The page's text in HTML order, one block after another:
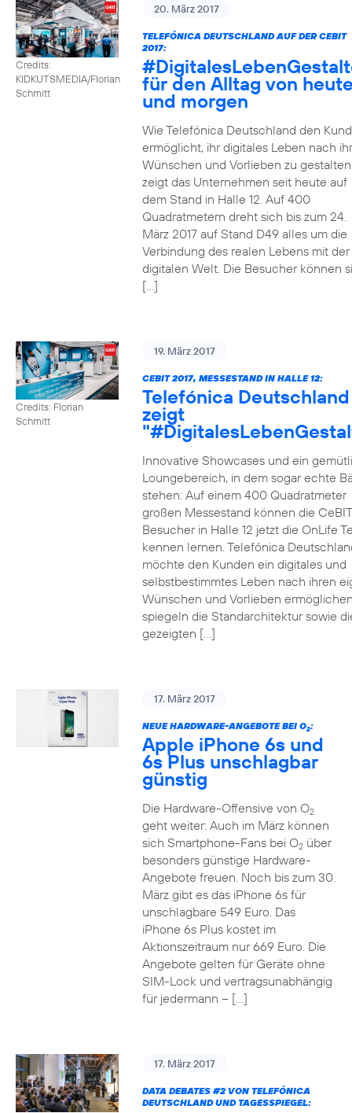
Credits:
KIDKUTSMEDIA/Florian
Schmitt
20. März 2017
TELEFÓNICA DEUTSCHLAND AUF DER CEBIT
2017:
für den Alltag von
und morgen
Wie Telefónica Deutschland den
ermöglicht, ihr digitales Leben nach
Wünschen und Vorlieben zu
zeigt das Unternehmen seit heute auf
dem Stand in Halle 12. Auf 400
Quadratmetern dreht sich bis zum 24.
März 2017 auf Stand D49 alles um die
Verbindung des realen Lebens mit der
digitalen Welt. Die Besucher können
[…]
Credits: Florian
Schmitt
19. März 2017
CEBIT 2017, MESSESTAND IN HALLE 12:
Telefónica Deutschland
zeigt
Innovative Showcases und ein
Loungebereich, in dem sogar echte
stehen: Auf einem 400 Quadratmeter
großen Messestand können die CeBIT
Besucher in Halle 12 jetzt die OnLife
kennen lernen. Telefónica
möchte den Kunden ein digitales und
selbstbestimmtes Leben nach ihren
Wünschen und Vorlieben
spiegeln die Standarchitektur sowie
gezeigten […]
17. März 2017
NEUE HARDWARE-ANGEBOTE BEI O2:
Apple iPhone 6s und
6s Plus unschlagbar
günstig
Die Hardware-Offensive von O2
geht weiter: Auch im März können
sich Smartphone-Fans bei O2über
besonders günstige Hardware-
Angebote freuen. Noch bis zum 30.
März gibt es das iPhone 6s für
unschlagbare 549 Euro. Das
iPhone 6s Plus kostet im
Aktionszeitraum nur 669 Euro. Die
Angebote gelten für Geräte ohne
SIM-Lock und vertragsunabhängig
für jedermann – […]
17. März 2017
DATA DEBATES #2VON TELEFÓNICA
DEUTSCHLAND UND TAGESSPIEGEL: